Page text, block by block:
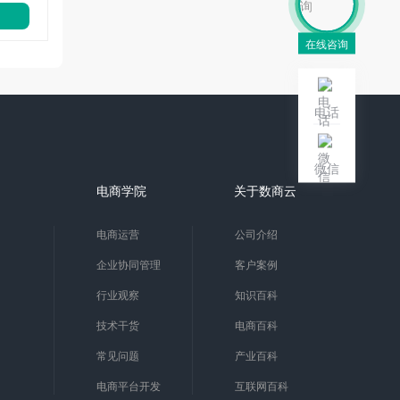
电商学院
电商运营
企业协同管理
行业观察
技术干货
常见问题
电商平台开发
关于数商云
公司介绍
客户案例
知识百科
电商百科
产业百科
互联网百科
在线咨询
电话
微信